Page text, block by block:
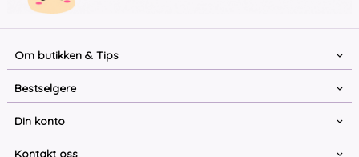
Om butikken & Tips
Bestselgere
Din konto
Kontakt oss